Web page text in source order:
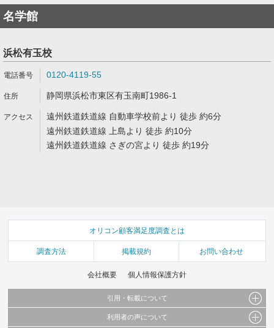
名学館
浜松有玉校
0120-4119-55
静岡県浜松市東区有玉南町1986-1
遠州鉄道鉄道線 自動車学校前より 徒歩 約6分
遠州鉄道鉄道線 上島より 徒歩 約10分
遠州鉄道鉄道線 さぎの宮より 徒歩 約19分
オリコン顧客満足度調査とは
調査方法 掲載規約 お問い合わせ
会社概要 個人情報保護方針
引用・転載について
当サイトで公開されている情報（文字、写真、イラスト、画像データ等）及びこれらの配
利用者の声について